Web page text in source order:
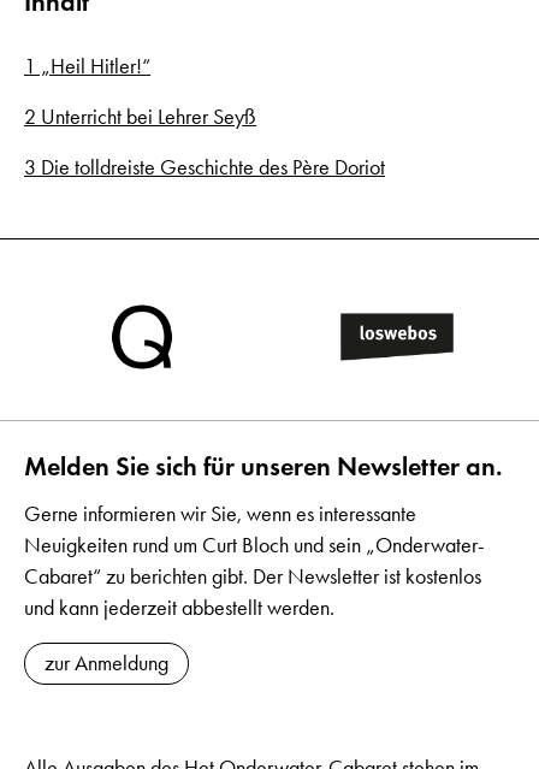
1 „Heil Hitler!“
2 Unterricht bei Lehrer Seyß
3 Die tolldreiste Geschichte des Père Doriot
Melden Sie sich für unseren Newsletter an.
Gerne informieren wir Sie, wenn es interessante
Neuigkeiten rund um Curt Bloch und sein „Onderwater-
Cabaret“ zu berichten gibt. Der Newsletter ist kostenlos
und kann jederzeit abbestellt werden.
zur Anmeldung